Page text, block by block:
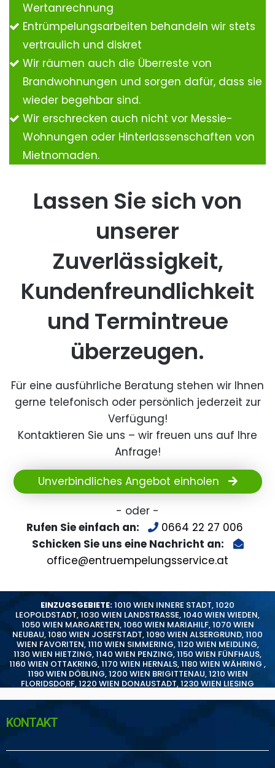
Wertanrechnung
Entrümpelungsarbeiten behandeln wir stets
vertraulich und diskret
Wir räumen auch die Überreste von
Brandwohnungen und sorgen dafür, dass sie
wieder begehbar sind.
Wir erschrecken auch nicht vor Messie-
Wohnungen oder Hinterlassenschaften von
Mietnomaden.
Lassen Sie sich von
unserer
Zuverlässigkeit,
Kundenfreundlichkeit
und Termintreue
überzeugen.
Für eine ausführliche Beratung stehen wir Ihnen
gerne telefonisch oder persönlich jederzeit zur
Verfügung!
Kontaktieren Sie uns – wir freuen uns auf Ihre
Anfrage!
Unverbindliches Angebot einholen
- oder -
Rufen Sie einfach an:
0664 22 27 006
Schicken Sie uns eine Nachricht an:
office@entruempelungsservice.at
EINZUGSGEBIETE:1010 WIEN INNERE STADT,1020
LEOPOLDSTADT,1030 WIEN LANDSTRASSE,1040 WIEN WIEDEN,
1050 WIEN MARGARETEN,1060 WIEN MARIAHILF,1070 WIEN
NEUBAU,1080 WIEN JOSEFSTADT,1090 WIEN ALSERGRUND,1100
WIEN FAVORITEN,1110 WIEN SIMMERING,1120 WIEN MEIDLING,
1130 WIEN HIETZING,1140 WIEN PENZING,1150 WIEN FÜNFHAUS,
1160 WIEN OTTAKRING,1170 WIEN HERNALS,1180 WIEN WÄHRING ,
1190 WIEN DÖBLING,1200 WIEN BRIGITTENAU,1210 WIEN
FLORIDSDORF,1220 WIEN DONAUSTADT,1230 WIEN LIESING
KONTAKT